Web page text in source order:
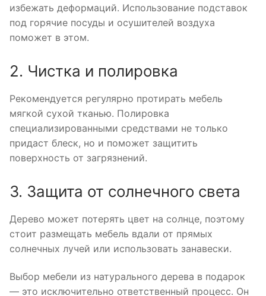
избежать деформаций. Использование подставок
под горячие посуды и осушителей воздуха
поможет в этом.
2. Чистка и полировка
Рекомендуется регулярно протирать мебель
мягкой сухой тканью. Полировка
специализированными средствами не только
придаст блеск, но и поможет защитить
поверхность от загрязнений.
3. Защита от солнечного света
Дерево может потерять цвет на солнце, поэтому
стоит размещать мебель вдали от прямых
солнечных лучей или использовать занавески.
Выбор мебели из натурального дерева в подарок
— это исключительно ответственный процесс. Он